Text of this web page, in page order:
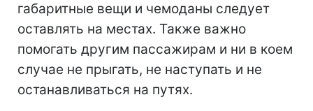
габаритные вещи и чемоданы следует
оставлять на местах. Также важно
помогать другим пассажирам и ни в коем
случае не прыгать, не наступать и не
останавливаться на путях.